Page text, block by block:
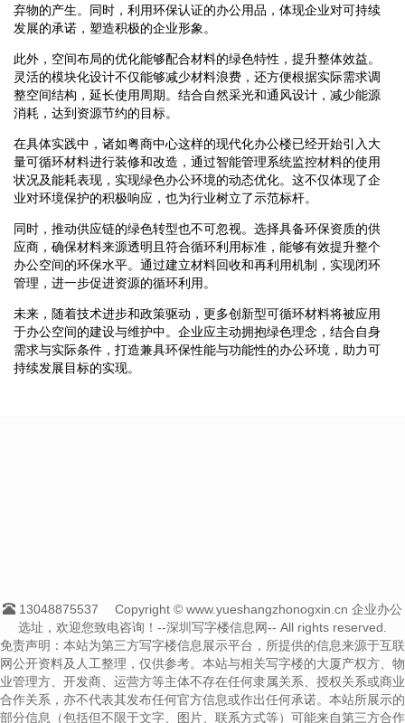
弃物的产生。同时，利用环保认证的办公用品，体现企业对可持续
发展的承诺，塑造积极的企业形象。
此外，空间布局的优化能够配合材料的绿色特性，提升整体效益。
灵活的模块化设计不仅能够减少材料浪费，还方便根据实际需求调
整空间结构，延长使用周期。结合自然采光和通风设计，减少能源
消耗，达到资源节约的目标。
在具体实践中，诸如粤商中心这样的现代化办公楼已经开始引入大
量可循环材料进行装修和改造，通过智能管理系统监控材料的使用
状况及能耗表现，实现绿色办公环境的动态优化。这不仅体现了企
业对环境保护的积极响应，也为行业树立了示范标杆。
同时，推动供应链的绿色转型也不可忽视。选择具备环保资质的供
应商，确保材料来源透明且符合循环利用标准，能够有效提升整个
办公空间的环保水平。通过建立材料回收和再利用机制，实现闭环
管理，进一步促进资源的循环利用。
未来，随着技术进步和政策驱动，更多创新型可循环材料将被应用
于办公空间的建设与维护中。企业应主动拥抱绿色理念，结合自身
需求与实际条件，打造兼具环保性能与功能性的办公环境，助力可
持续发展目标的实现。
13048875537
Copyright © www.yueshangzhonogxin.cn 企业办公
选址，欢迎您致电咨询！--深圳写字楼信息网-- All rights reserved.
免责声明：本站为第三方写字楼信息展示平台，所提供的信息来源于互联
网公开资料及人工整理，仅供参考。本站与相关写字楼的大厦产权方、物
业管理方、开发商、运营方等主体不存在任何隶属关系、授权关系或商业
合作关系，亦不代表其发布任何官方信息或作出任何承诺。本站所展示的
部分信息（包括但不限于文字、图片、联系方式等）可能来自第三方合作